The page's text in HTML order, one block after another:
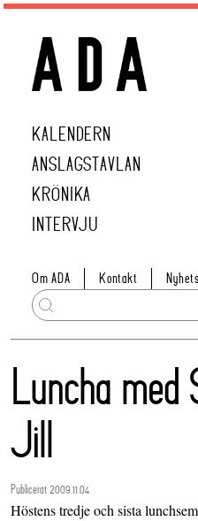
KALENDERN
ANSLAGSTAVLAN
KRÖNIKA
INTERVJU
Om ADA Kontakt
Luncha med
Jill
Publicerat 2009.11.04
Höstens tredje och sista